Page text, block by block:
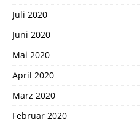
Juli 2020
Juni 2020
Mai 2020
April 2020
März 2020
Februar 2020